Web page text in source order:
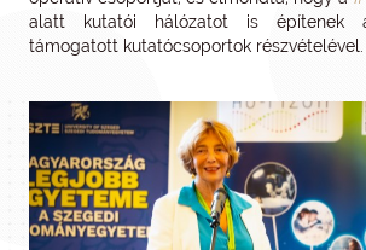
alatt kutatói hálózatot is építenek
támogatott kutatócsoportok részvételével.